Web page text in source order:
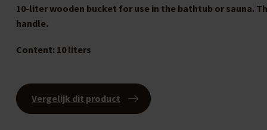
10-liter wooden bucket for use in the bathtub or sauna.
handle.
Content: 10 liters
Vergelijk dit product